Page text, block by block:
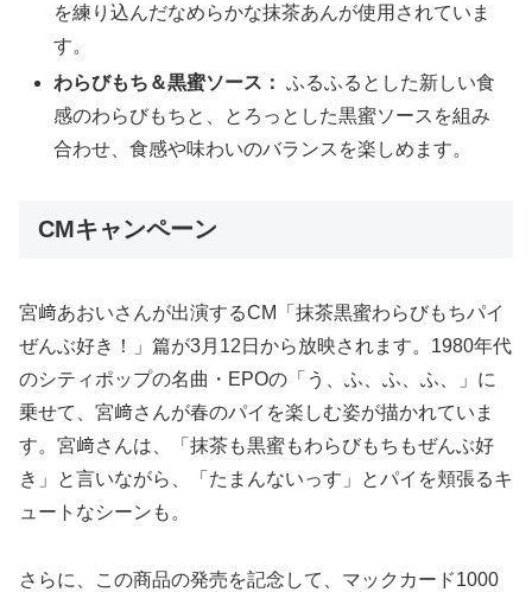
を練り込んだなめらかな抹茶あんが使用されていま
す。
わらびもち＆黒蜜ソース： ふるふるとした新しい食
感のわらびもちと、とろっとした黒蜜ソースを組み
合わせ、食感や味わいのバランスを楽しめます。
CMキャンペーン
宮﨑あおいさんが出演するCM「抹茶黒蜜わらびもちパイ
ぜんぶ好き！」篇が3月12日から放映されます。1980年代
のシティポップの名曲・EPOの「う、ふ、ふ、ふ、」に
乗せて、宮﨑さんが春のパイを楽しむ姿が描かれていま
す。宮﨑さんは、「抹茶も黒蜜もわらびもちもぜんぶ好
き」と言いながら、「たまんないっす」とパイを頬張るキ
ュートなシーンも。
さらに、この商品の発売を記念して、マックカード1000